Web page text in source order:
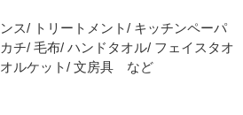
ス/ トリートメント/ キッチンペーパ
チ/ 毛布/ ハンドタオル/ フェイスタオ
オルケット/ 文房具 など